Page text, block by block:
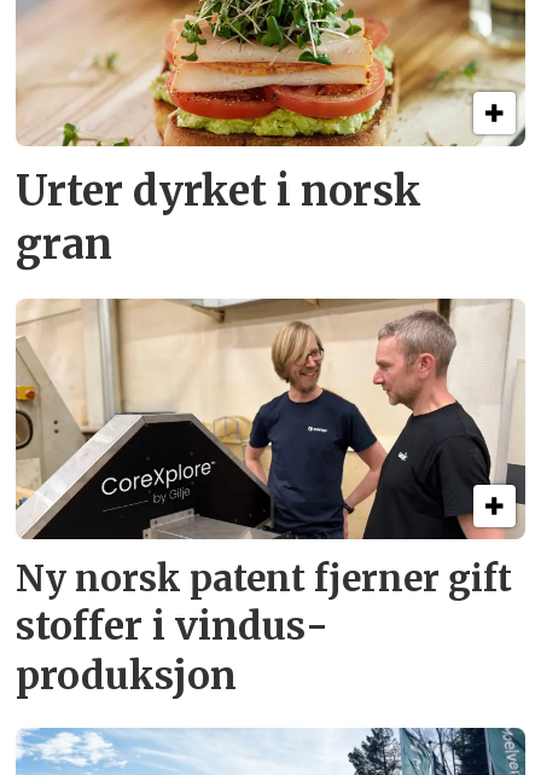
Urter dyrket i norsk
gran
Ny norsk patent fjerner gift­
stoffer i vindus­
produksjon